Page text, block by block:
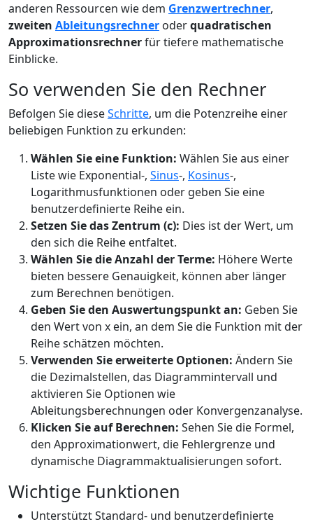
anderen Ressourcen wie dem Grenzwertrechner,
zweiten Ableitungsrechner oderquadratischen
Approximationsrechnerfür tiefere mathematische
Einblicke.
So verwenden Sie den Rechner
Befolgen Sie dieseSchritte, um die Potenzreihe einer
beliebigen Funktion zu erkunden:
Wählen Sie eine Funktion: Wählen Sie aus einer
Liste wie Exponential-, Sinus-, Kosinus-,
Logarithmusfunktionen oder geben Sie eine
benutzerdefinierte Reihe ein.
Setzen Sie das Zentrum (c): Dies ist der Wert, um
den sich die Reihe entfaltet.
Wählen Sie die Anzahl der Terme: Höhere Werte
bieten bessere Genauigkeit, können aber länger
zum Berechnen benötigen.
Geben Sie den Auswertungspunkt an: Geben Sie
den Wert von x ein, an dem Sie die Funktion mit der
Reihe schätzen möchten.
Verwenden Sie erweiterte Optionen: Ändern Sie
die Dezimalstellen, das Diagrammintervall und
aktivieren Sie Optionen wie
Ableitungsberechnungen oder Konvergenzanalyse.
Klicken Sie auf Berechnen: Sehen Sie die Formel,
den Approximationwert, die Fehlergrenze und
dynamische Diagrammaktualisierungen sofort.
Wichtige Funktionen
Unterstützt Standard- und benutzerdefinierte